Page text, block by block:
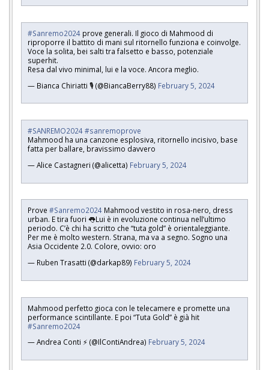
#Sanremo2024 prove generali. Il gioco di Mahmood di
riproporre il battito di mani sul ritornello funziona e coinvolge.
Voce la solita, bei salti tra falsetto e basso, potenziale
superhit.
Resa dal vivo minimal, lui e la voce. Ancora meglio.
— Bianca Chiriatti 🎙 (@BiancaBerry88) February 5, 2024
#SANREMO2024#sanremoprove
Mahmood ha una canzone esplosiva, ritornello incisivo, base
fatta per ballare, bravissimo davvero
— Alice Castagneri (@alicetta) February 5, 2024
Prove #Sanremo2024 Mahmood vestito in rosa-nero, dress
urban. E tira fuori 👅Lui è in evoluzione continua nell’ultimo
periodo. C’è chi ha scritto che “tuta gold” è orientaleggiante.
Per me è molto western. Strana, ma va a segno. Sogno una
Asia Occidente 2.0. Colore, ovvio: oro
— Ruben Trasatti (@darkap89) February 5, 2024
Mahmood perfetto gioca con le telecamere e promette una
performance scintillante. E poi “Tuta Gold” è già hit
#Sanremo2024
— Andrea Conti ⚡️ (@IlContiAndrea) February 5, 2024